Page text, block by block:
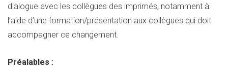
dialogue avec les collègues des imprimés, notamment à
l’aide d’une formation/présentation aux collègues qui doit
accompagner ce changement.
Préalables :